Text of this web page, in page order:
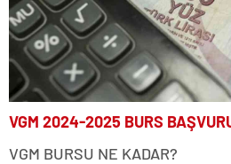
VGM 2024-2025 BURS
VGM BURSU NE KADAR?